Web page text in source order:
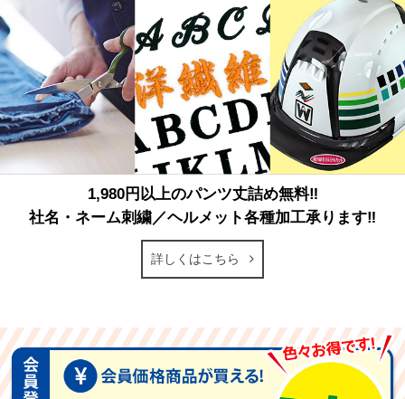
1,980円以上のパンツ丈詰め無料‼
社名・ネーム刺繍／ヘルメット各種加工承ります‼
詳しくはこちら